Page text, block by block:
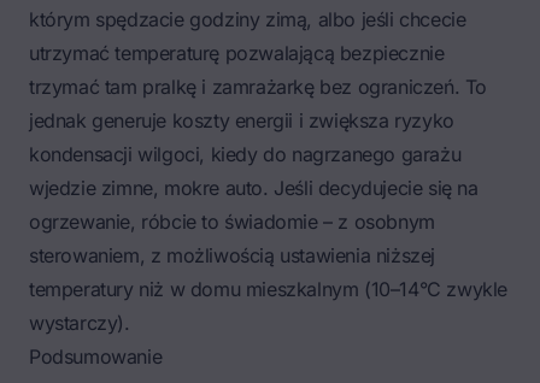
którym spędzacie godziny zimą, albo jeśli chcecie
utrzymać temperaturę pozwalającą bezpiecznie
trzymać tam pralkę i zamrażarkę bez ograniczeń. To
jednak generuje koszty energii i zwiększa ryzyko
kondensacji wilgoci, kiedy do nagrzanego garażu
wjedzie zimne, mokre auto. Jeśli decydujecie się na
ogrzewanie, róbcie to świadomie – z osobnym
sterowaniem, z możliwością ustawienia niższej
temperatury niż w domu mieszkalnym (10–14°C zwykle
wystarczy).
Podsumowanie